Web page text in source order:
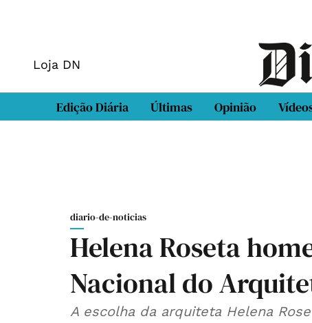
Loja DN
Edição Diária Últimas Opinião
diario-de-noticias
Helena Roseta
Nacional do
A escolha da arquiteta Helena